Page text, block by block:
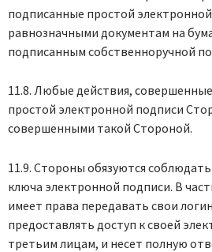
подписанные простой
равнозначными документам на
подписанным собственноручной
11.8. Любые действия,
простой электронной подписи
совершенными такой Стороной.
11.9. Стороны обязуются
ключа электронной подписи. В
имеет права передавать свои
предоставлять доступ к своей
третьим лицам, и несет полную